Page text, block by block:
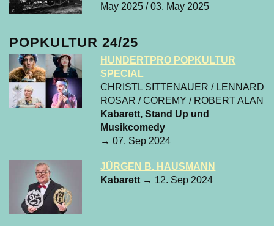
May 2025 / 03. May 2025
POPKULTUR 24/25
HUNDERTPRO POPKULTUR
SPECIAL
CHRISTL SITTENAUER / LENNARD
ROSAR / COREMY / ROBERT ALAN
Kabarett, Stand Up und
Musikcomedy
→ 07. Sep 2024
JÜRGEN B. HAUSMANN
Kabarett → 12. Sep 2024